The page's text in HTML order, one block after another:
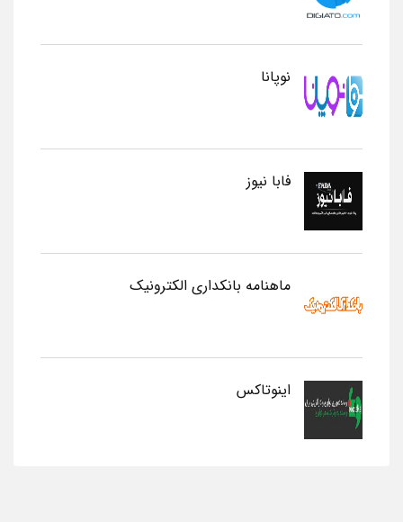
نوپانا
فابا نیوز
ماهنامه بانکداری الکترونیک
اینوتاکس